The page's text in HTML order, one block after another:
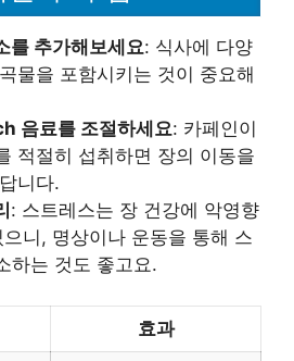
를 추가해보세요: 식사에 다양
물을 포함시키는 것이 중요해
음료를 조절하세요: 카페인이
적절히 섭취하면 장의 이동을
니다.
: 스트레스는 장 건강에 악영향
니, 명상이나 운동을 통해 스
하는 것도 좋고요.
효과